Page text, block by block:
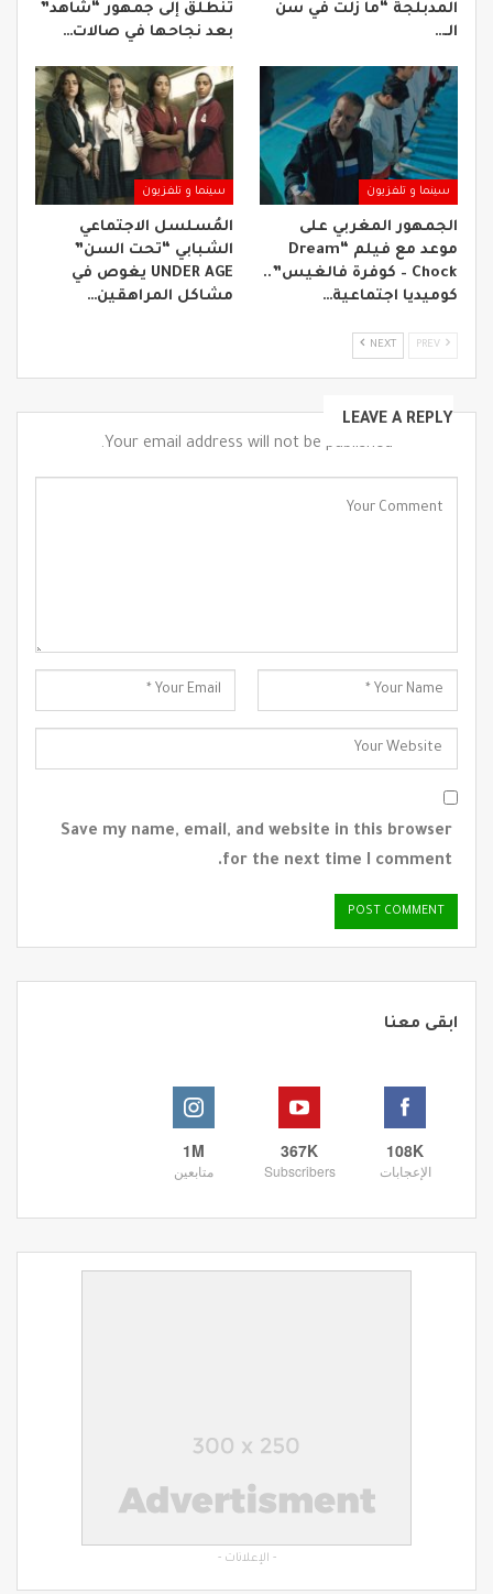
المدبلجة “ما زلت في سن
الـ…
تنطلق إلى جمهور “شاهد”
بعد نجاحها في صالات…
سينما و تلفزيون
الجمهور المغربي على
موعد مع فيلم “Dream
Chock – كوفرة فالغيس”..
كوميديا اجتماعية…
سينما و تلفزيون
المُسلسل الاجتماعي
الشبابي “تحت السن”
UNDER AGE يغوص في
مشاكل المراهقين…
NEXT
LEAVE A REPLY
Your email address will not be published.
Save my name, email, and website in this browser
for the next time I comment.
ابقى معنا
108K
الإعجابات
367K
Subscribers
1M
متابعين
- الإعلانات -